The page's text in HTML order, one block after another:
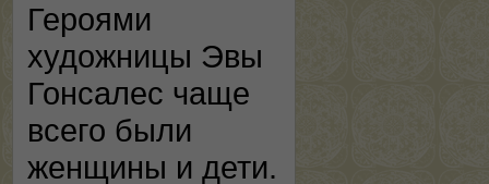
Героями
художницы Эвы
Гонсалес чаще
всего были
женщины и дети.